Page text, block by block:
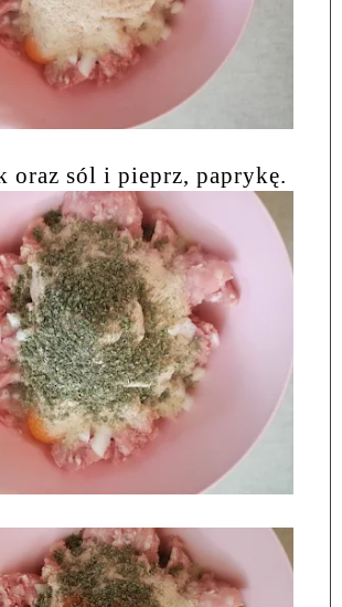
oraz sól i pieprz, paprykę.